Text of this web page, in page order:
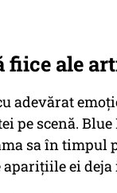
fiice ale
adevărat
pe scenă.
sa în timpul
ei